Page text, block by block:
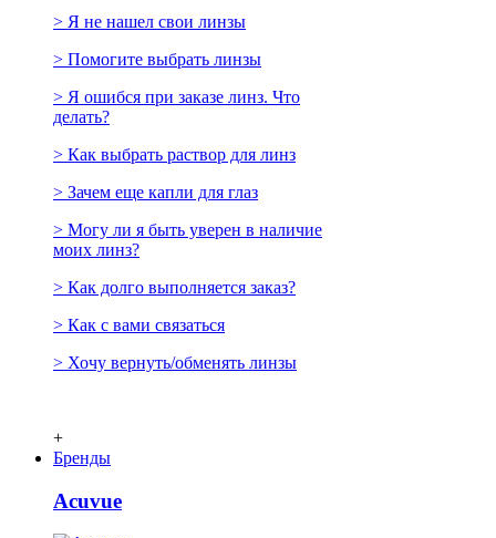
> Я не нашел свои линзы
> Помогите выбрать линзы
> Я ошибся при заказе линз. Что
делать?
> Как выбрать раствор для линз
> Зачем еще капли для глаз
> Могу ли я быть уверен в наличие
моих линз?
> Как долго выполняется заказ?
> Как с вами связаться
> Хочу вернуть/обменять линзы
+
Бренды
Acuvue